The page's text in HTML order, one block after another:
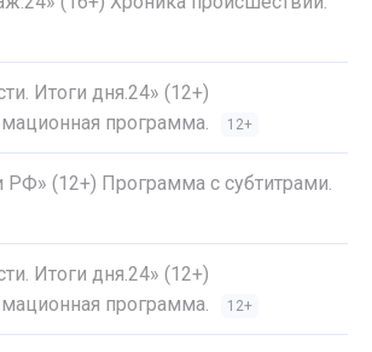
Итоги дня.24» (12+)
программа.
12+
(12+) Программа с субтитрами.
Итоги дня.24» (12+)
программа.
12+